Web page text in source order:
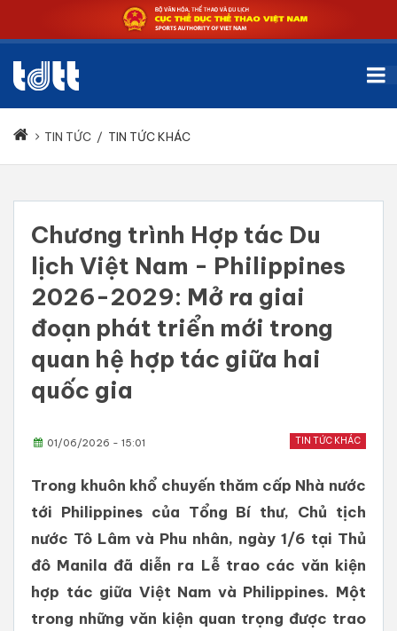
TIN TỨC / TIN TỨC KHÁC
Chương trình Hợp tác Du
lịch Việt Nam - Philippines
2026-2029: Mở ra giai
đoạn phát triển mới trong
quan hệ hợp tác giữa hai
quốc gia
TIN TỨC KHÁC
01/06/2026 - 15:01
Trong khuôn khổ chuyến thăm cấp Nhà nước
tới Philippines của Tổng Bí thư, Chủ tịch
nước Tô Lâm và Phu nhân, ngày 1/6 tại Thủ
đô Manila đã diễn ra Lễ trao các văn kiện
hợp tác giữa Việt Nam và Philippines. Một
trong những văn kiện quan trọng được trao